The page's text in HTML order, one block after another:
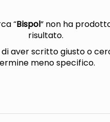
differenziata
“Bispol” non ha
risultato.
aver scritto giusto o
meno specifico.